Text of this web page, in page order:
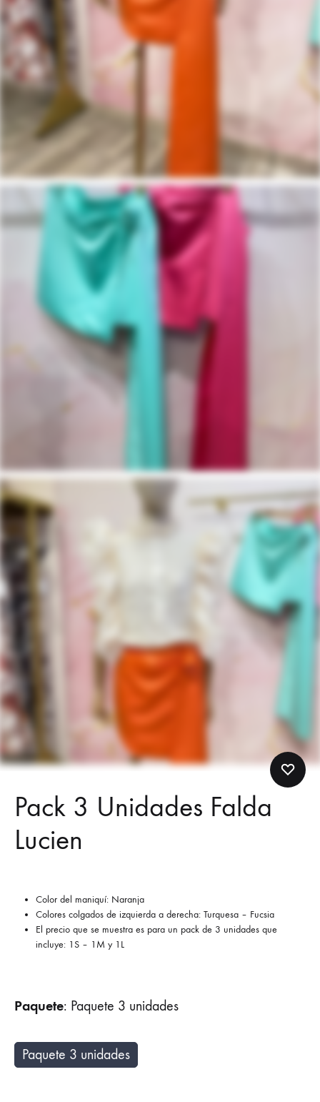
Pack 3 Unidades Falda
Lucien
Color del maniquí: Naranja
Colores colgados de izquierda a derecha: Turquesa – Fucsia
El precio que se muestra es para un pack de 3 unidades que
incluye: 1S – 1M y 1L
Paquete: Paquete 3 unidades
Paquete 3 unidades